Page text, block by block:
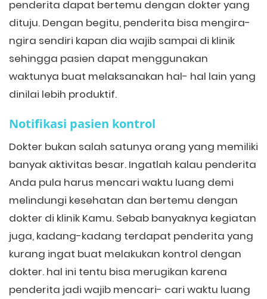
penderita dapat bertemu dengan dokter yang
dituju. Dengan begitu, penderita bisa mengira-
ngira sendiri kapan dia wajib sampai di klinik
sehingga pasien dapat menggunakan
waktunya buat melaksanakan hal- hal lain yang
dinilai lebih produktif.
Notifikasi pasien kontrol
Dokter bukan salah satunya orang yang memiliki
banyak aktivitas besar. Ingatlah kalau penderita
Anda pula harus mencari waktu luang demi
melindungi kesehatan dan bertemu dengan
dokter di klinik Kamu. Sebab banyaknya kegiatan
juga, kadang-kadang terdapat penderita yang
kurang ingat buat melakukan kontrol dengan
dokter. hal ini tentu bisa merugikan karena
penderita jadi wajib mencari- cari waktu luang